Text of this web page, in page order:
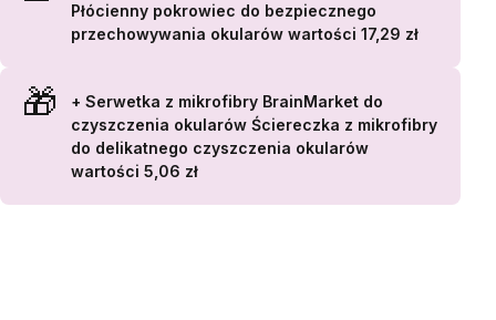
Płócienny pokrowiec do bezpiecznego
przechowywania okularów wartości 17,29 zł
+ Serwetka z mikrofibry BrainMarket do
czyszczenia okularów Ściereczka z mikrofibry
do delikatnego czyszczenia okularów
wartości 5,06 zł